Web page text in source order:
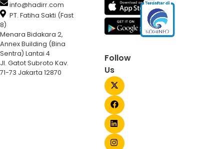
info@hadirr.com
PT. Fatiha Sakti (Fast
8)
Menara Bidakara 2,
Annex Building (Bina
Sentra) Lantai 4
Jl. Gatot Subroto Kav.
71-73 Jakarta 12870
Follow
Us